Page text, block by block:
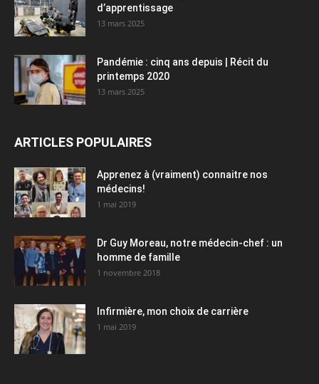
d’apprentissage
13 mars 2025
Pandémie : cinq ans depuis | Récit du
printemps 2020
13 mars 2025
ARTICLES POPULAIRES
Apprenez à (vraiment) connaitre nos
médecins!
1 mai 2019
Dr Guy Moreau, notre médecin-chef : un
homme de famille
1 novembre 2018
Infirmière, mon choix de carrière
1 mai 2019